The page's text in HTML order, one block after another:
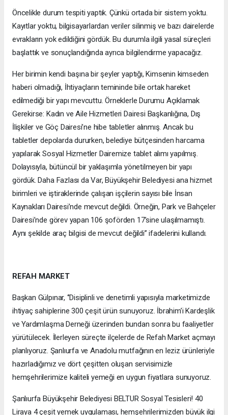
Öncelikle durum tespiti yaptık. Çünkü ortada bir sistem yoktu.
Kayıtlar yoktu, bilgisayarlardan veriler silinmiş ve bazı dairelerde
evrakların yok edildiğini gördük. Bu durumla ilgili yasal süreçleri
başlattık ve sonuçlandığında ayrıca bilgilendirme yapacağız.
Her birimin kendi başına bir şeyler yaptığı, Kimsenin kimseden
haberi olmadığı, İhtiyaçların temininde bile ortak hareket
edilmediği bir yapı mevcuttu. Örneklerle Durumu Açıklamak
Gerekirse: Kadın ve Aile Hizmetleri Dairesi Başkanlığına, Dış
İlişkiler ve Göç Dairesi’ne hibe tabletler alınmış. Ancak bu
tabletler depolarda dururken, belediye bütçesinden harcama
yapılarak Sosyal Hizmetler Dairemize tablet alımı yapılmış.
Dolayısıyla, bütüncül bir yaklaşımla yönetilmeyen bir yapı
gördük. Daha Fazlası da Var, Büyükşehir Belediyesi ana hizmet
birimleri ve iştiraklerinde çalışan işçilerin sayısı bile İnsan
Kaynakları Dairesi’nde mevcut değildi. Örneğin, Park ve Bahçeler
Dairesi’nde görev yapan 106 şoförden 17’sine ulaşılmamıştı.
Aynı şekilde araç bilgisi de mevcut değildi’’ ifadelerini kullandı.
REFAH MARKET
Başkan Gülpınar, ‘’Disiplinli ve denetimli yapısıyla marketimizde
ihtiyaç sahiplerine 300 çeşit ürün sunuyoruz. İbrahim’i Kardeşlik
ve Yardımlaşma Derneği üzerinden bundan sonra bu faaliyetler
yürütülecek. İlerleyen süreçte ilçelerde de Refah Market açmayı
planlıyoruz. Şanlıurfa ve Anadolu mutfağının en leziz ürünleriyle
hazırladığımız ve dört çeşitten oluşan servisimizle
hemşehrilerimize kaliteli yemeği en uygun fiyatlara sunuyoruz.
Şanlıurfa Büyükşehir Belediyesi BELTUR Sosyal Tesisleri! 40
Liraya 4 çeşit yemek uygulaması, hemşehrilerimizden büyük ilgi